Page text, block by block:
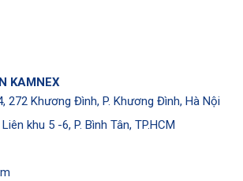
KAMNEX
272 Khương Đình, P. Khương Đình, Hà Nội
khu 5 -6, P. Bình Tân, TP.HCM